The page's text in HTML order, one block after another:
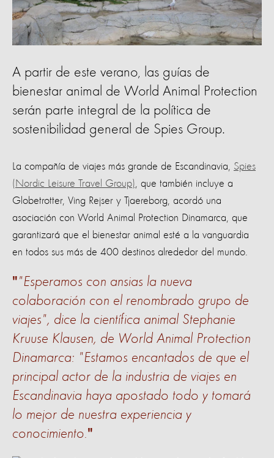
A partir de este verano, las guías de
bienestar animal de World Animal Protection
serán parte integral de la política de
sostenibilidad general de Spies Group.
La compañía de viajes más grande de Escandinavia, Spies
(Nordic Leisure Travel Group) , que también incluye a
Globetrotter, Ving Rejser y Tjaereborg, acordó una
asociación con World Animal Protection Dinamarca, que
garantizará que el bienestar animal esté a la vanguardia
en todos sus más de 400 destinos alrededor del mundo.
"Esperamos con ansias la nueva
colaboración con el renombrado grupo de
viajes", dice la científica animal Stephanie
Kruuse Klausen, de World Animal Protection
Dinamarca: "Estamos encantados de que el
principal actor de la industria de viajes en
Escandinavia haya apostado todo y tomará
lo mejor de nuestra experiencia y
conocimiento.